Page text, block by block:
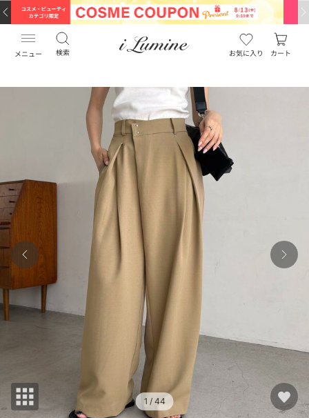
メニュー 検索 お気に入り カート
1 / 44